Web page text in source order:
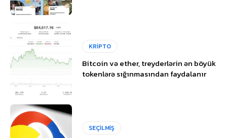
KRİPTO
Bitcoin və ether, treyderlərin ən böyük
tokenlərə sığınmasından faydalanır
SEÇİLMİŞ